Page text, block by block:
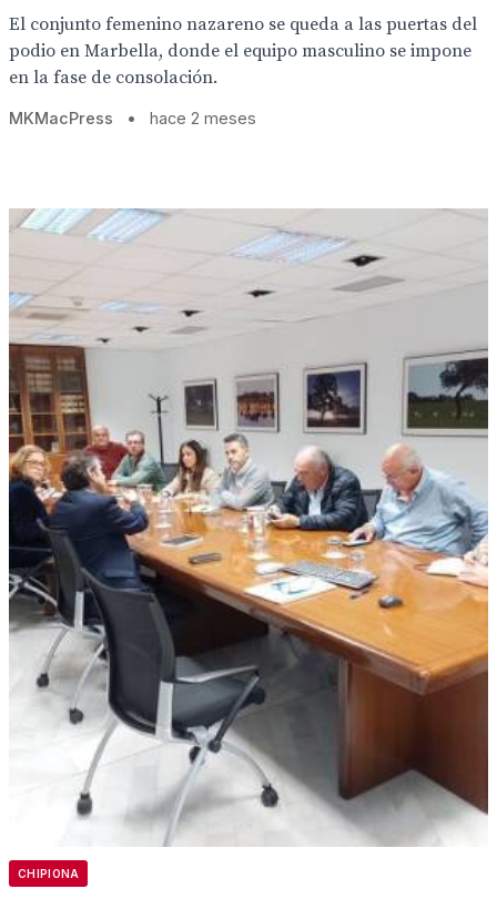
El conjunto femenino nazareno se queda a las puertas del
podio en Marbella, donde el equipo masculino se impone
en la fase de consolación.
MKMacPress • hace 2 meses
CHIPIONA